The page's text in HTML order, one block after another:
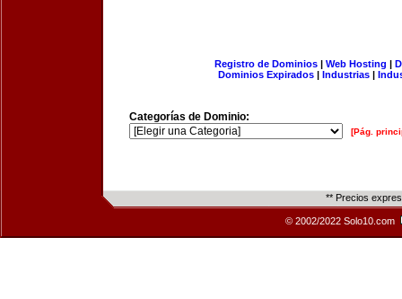
Registro de Dominios| Web Hosting |
Dominios Expirados | Industrias |
Categorías de Dominio:
[Pág.
** Precios
© 2002/2022 Solo10.com